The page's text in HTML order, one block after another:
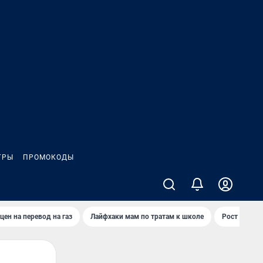
ПРОМОКОДЫ
на перевод на газ Лайфхаки мам по тратам к школе Рост цен на